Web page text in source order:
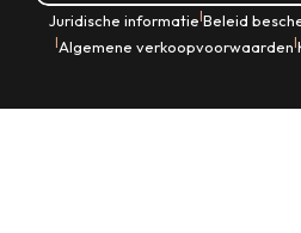
Juridische informatie|Beleid
|Algemene verkoopvoorwaarden|